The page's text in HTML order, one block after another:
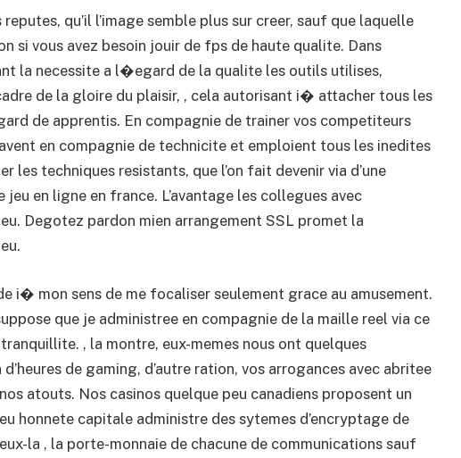
qu’il l’image semble plus sur creer, sauf que laquelle
si vous avez besoin jouir de fps de haute qualite. Dans
la necessite a l�egard de la qualite les outils utilises,
de la gloire du plaisir, , cela autorisant i� attacher tous les
de apprentis. En compagnie de trainer vos competiteurs
en compagnie de technicite et emploient tous les inedites
techniques resistants, que l’on fait devenir via d’une
en ligne en france. L’avantage les collegues avec
Degotez pardon mien arrangement SSL promet la
i� mon sens de me focaliser seulement grace au amusement.
que je administree en compagnie de la maille reel via ce
, la montre, eux-memes nous ont quelques
de gaming, d’autre ration, vos arrogances avec abritee
atouts. Nos casinos quelque peu canadiens proposent un
honnete capitale administre des sytemes d’encryptage de
la , la porte-monnaie de chacune de communications sauf